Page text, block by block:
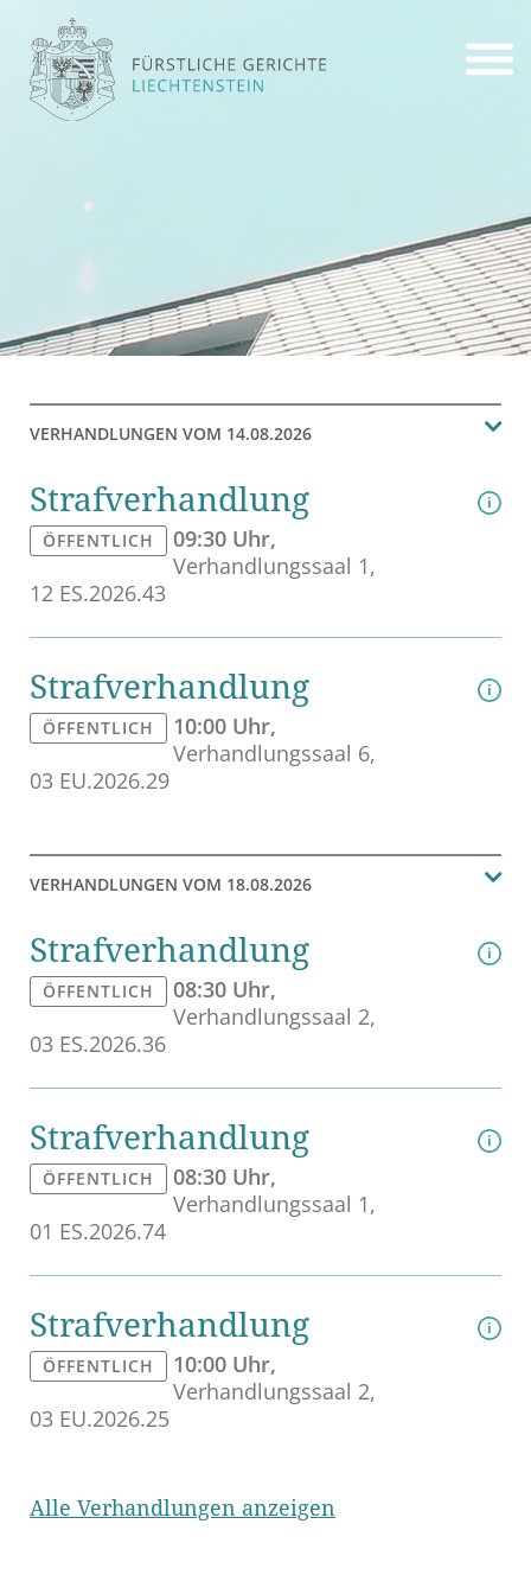
VER­HAND­LUN­GEN VOM 14.08.2026
Straf­ver­hand­lung
ÖF­FENT­LICH
09:30 Uhr
Ver­hand­lungs­saal 1
12 ES.2026.43
Straf­ver­hand­lung
ÖF­FENT­LICH
10:00 Uhr
Ver­hand­lungs­saal 6
03 EU.2026.29
VER­HAND­LUN­GEN VOM 18.08.2026
Straf­ver­hand­lung
ÖF­FENT­LICH
08:30 Uhr
Ver­hand­lungs­saal 2
03 ES.2026.36
Straf­ver­hand­lung
ÖF­FENT­LICH
08:30 Uhr
Ver­hand­lungs­saal 1
01 ES.2026.74
Straf­ver­hand­lung
ÖF­FENT­LICH
10:00 Uhr
Ver­hand­lungs­saal 2
03 EU.2026.25
Alle Ver­hand­lun­gen an­zei­gen